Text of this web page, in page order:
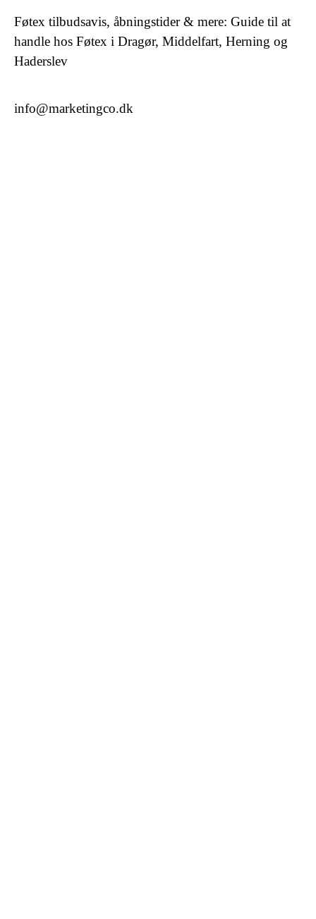
Føtex tilbudsavis, åbningstider & mere: Guide til at
handle hos Føtex i Dragør, Middelfart, Herning og
Haderslev
info@marketingco.dk